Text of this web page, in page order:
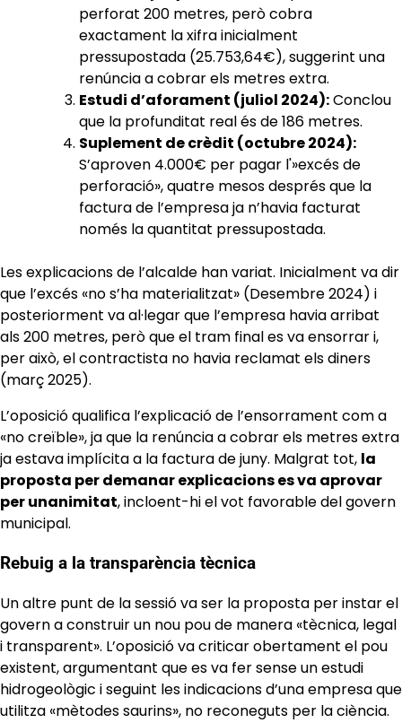
perforat 200 metres, però cobra
exactament la xifra inicialment
pressupostada (25.753,64€), suggerint una
renúncia a cobrar els metres extra.
Estudi d’aforament (juliol 2024):Conclou
que la profunditat real és de 186 metres.
Suplement de crèdit (octubre 2024):
S’aproven 4.000€ per pagar l'»excés de
perforació», quatre mesos després que la
factura de l’empresa ja n’havia facturat
només la quantitat pressupostada.
Les explicacions de l’alcalde han variat. Inicialment va dir
que l’excés «no s’ha materialitzat» (Desembre 2024) i
posteriorment va al·legar que l’empresa havia arribat
als 200 metres, però que el tram final es va ensorrar i,
per això, el contractista no havia reclamat els diners
(març 2025).
L’oposició qualifica l’explicació de l’ensorrament com a
«no creïble», ja que la renúncia a cobrar els metres extra
ja estava implícita a la factura de juny. Malgrat tot, la
proposta per demanar explicacions es va aprovar
per unanimitat, incloent-hi el vot favorable del govern
municipal.
Rebuig a la transparència tècnica
Un altre punt de la sessió va ser la proposta per instar el
govern a construir un nou pou de manera «tècnica, legal
i transparent». L’oposició va criticar obertament el pou
existent, argumentant que es va fer sense un estudi
hidrogeològic i seguint les indicacions d’una empresa que
utilitza «mètodes saurins», no reconeguts per la ciència.